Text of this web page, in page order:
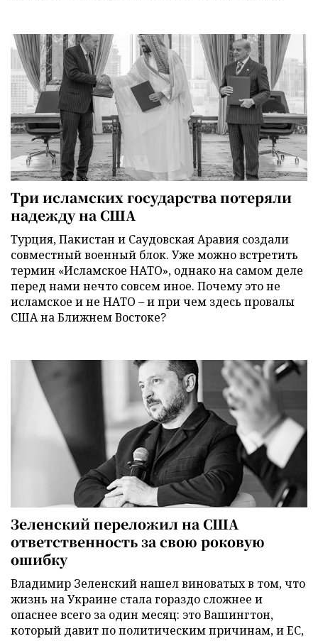
Три исламских государства потеряли
надежду на США
Турция, Пакистан и Саудовская Аравия создали
совместный военный блок. Уже можно встретить
термин «Исламское НАТО», однако на самом деле
перед нами нечто совсем иное. Почему это не
исламское и не НАТО – и при чем здесь провалы
США на Ближнем Востоке?
Зеленский переложил на США
ответственность за свою роковую
ошибку
Владимир Зеленский нашел виноватых в том, что
жизнь на Украине стала гораздо сложнее и
опаснее всего за один месяц: это Вашингтон,
который давит по политическим причинам, и ЕС,